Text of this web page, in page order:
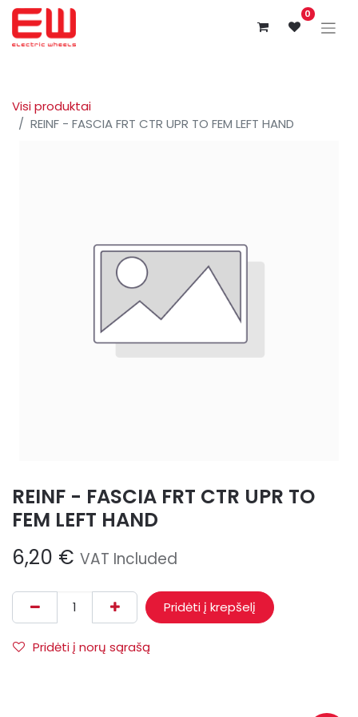
0
Visi produktai
REINF - FASCIA FRT CTR UPR TO FEM LEFT HAND
REINF - FASCIA FRT CTR UPR TO
FEM LEFT HAND
6,20 € VAT Included
Pridėti į krepšelį
Pridėti į norų sąrašą